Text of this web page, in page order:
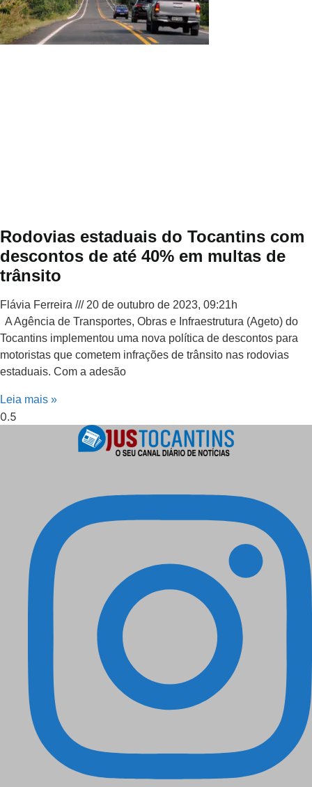
Rodovias estaduais do Tocantins com
descontos de até 40% em multas de
trânsito
Flávia Ferreira
20 de outubro de 2023, 09:21h
A Agência de Transportes, Obras e Infraestrutura (Ageto) do
Tocantins implementou uma nova política de descontos para
motoristas que cometem infrações de trânsito nas rodovias
estaduais. Com a adesão
Leia mais »